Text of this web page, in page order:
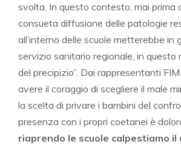
svolta. In questo contesto, mai prima
consueta diffusione delle patologie
all’interno delle scuole metterebbe in
servizio sanitario regionale, in questo
del precipizio”. Dai rappresentanti
avere il coraggio di scegliere il male
la scelta di privare i bambini del
presenza con i propri coetanei è
riaprendo le scuole calpestiamo